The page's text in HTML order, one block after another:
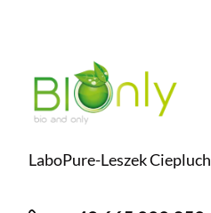
LaboPure-Leszek Ciepluch